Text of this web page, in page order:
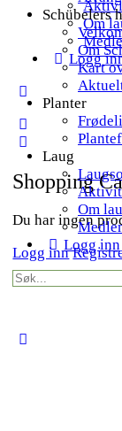
Om
Logg
More
options
Shopping
Du har ingen
Logg inn
Schübelers
Om
Kart
Planter
Laug
Om
Logg inn
Search